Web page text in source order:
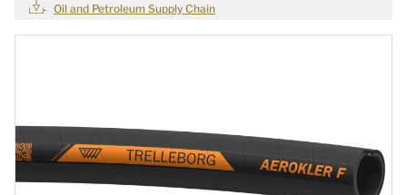
Oil and Petroleum Supply Chain